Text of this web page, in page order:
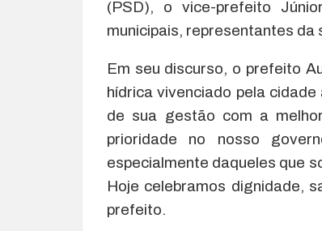
(PSD), o vice-prefeito
municipais, representantes
Em seu discurso, o prefeito
hídrica vivenciado pela
de sua gestão com a
prioridade no nosso
especialmente daqueles que
Hoje celebramos dignidade,
prefeito.